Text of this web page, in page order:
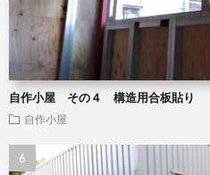
自作小屋 その４ 構造用合板貼り
自作小屋